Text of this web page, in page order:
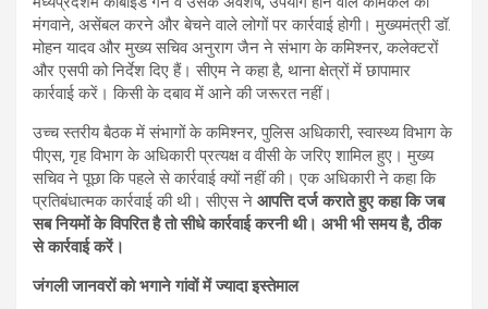
मंगवाने, असेंबल करने और बेचने वाले लोगों पर कार्रवाई होगी। मुख्यमंत्री डॉ.
मोहन यादव और मुख्य सचिव अनुराग जैन ने संभाग के कमिश्नर, कलेक्टरों
और एसपी को निर्देश दिए हैं। सीएम ने कहा है, थाना क्षेत्रों में छापामार
कार्रवाई करें। किसी के दबाव में आने की जरूरत नहीं।
उच्च स्तरीय बैठक में संभागों के कमिश्नर, पुलिस अधिकारी, स्वास्थ्य विभाग के
पीएस, गृह विभाग के अधिकारी प्रत्यक्ष व वीसी के जरिए शामिल हुए। मुख्य
सचिव ने पूछा कि पहले से कार्रवाई क्यों नहीं की। एक अधिकारी ने कहा कि
प्रतिबंधात्मक कार्रवाई की थी। सीएस ने आपत्ति दर्ज कराते हुए कहा कि जब
सब नियमों के विपरित है तो सीधे कार्रवाई करनी थी। अभी भी समय है, ठीक
से कार्रवाई करें।
जंगली जानवरों को भगाने गांवों में ज्यादा इस्तेमाल